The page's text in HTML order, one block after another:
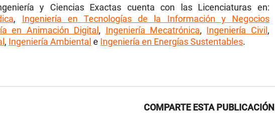
y Ciencias Exactas cuenta con las Licenciaturas en:
, Ingeniería en Tecnologías de la Información y Negocios
en Animación Digital, Ingeniería Mecatrónica, Ingeniería Civil,
, Ingeniería Ambiental e Ingeniería en Energías Sustentables.
COMPARTE ESTA PUBLICACIÓN